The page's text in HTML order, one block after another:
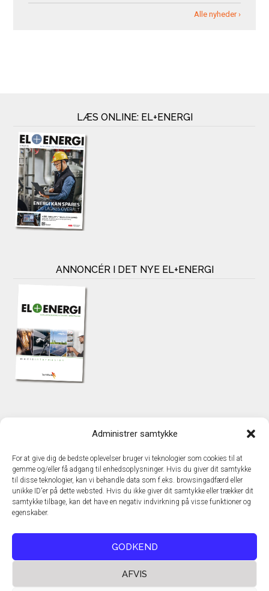
Administrer samtykke
For at give dig de bedste oplevelser bruger vi teknologier som cookies til at
gemme og/eller få adgang til enhedsoplysninger. Hvis du giver dit samtykke
til disse teknologier, kan vi behandle data som f.eks. browsingadfærd eller
unikke ID'er på dette websted. Hvis du ikke giver dit samtykke eller trækker dit
samtykke tilbage, kan det have en negativ indvirkning på visse funktioner og
egenskaber.
GODKEND
AFVIS
Alle nyheder ›
LÆS ONLINE: EL+ENERGI
ANNONCÉR I DET NYE EL+ENERGI
TechMedia A/S
DK – 2600 Glostrup
www.techmedia.dk
Telefon: +45 43 24 26 28
E-mail:info@techmedia.dk